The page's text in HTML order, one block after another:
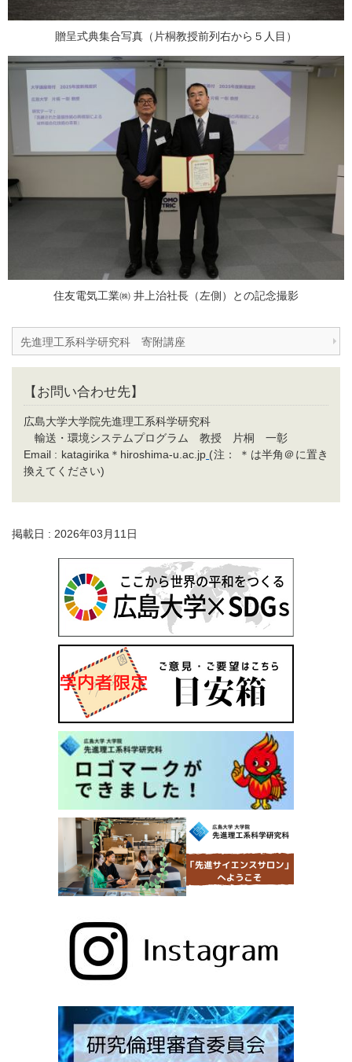
贈呈式典集合写真（片桐教授前列右から５人目）
住友電気工業㈱ 井上治社長（左側）との記念撮影
先進理工系科学研究科 寄附講座
【お問い合わせ先】
広島大学大学院先進理工系科学研究科
輸送・環境システムプログラム 教授 片桐 一彰
Email : katagirika＊hiroshima-u.ac.jp (注： ＊は半角＠に置き
換えてください)
掲載日 : 2026年03月11日